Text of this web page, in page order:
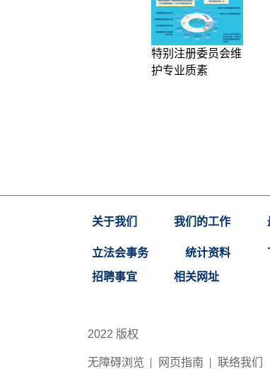
特别注册委员会维
护专业质素
关于我们 我们的工作
立法会事务 统计资料
招聘事宜
相关网址
2022 版权
无障碍浏览 网页指南 联络我们